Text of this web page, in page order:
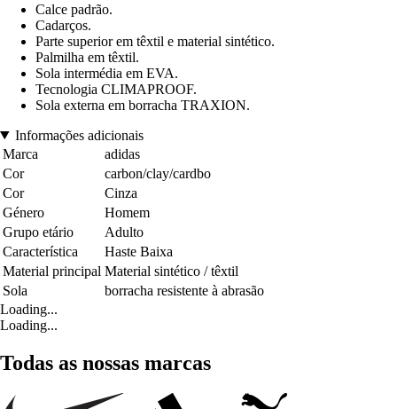
Calce padrão.
Cadarços.
Parte superior em têxtil e material sintético.
Palmilha em têxtil.
Sola intermédia em EVA.
Tecnologia CLIMAPROOF.
Sola externa em borracha TRAXION.
Informações adicionais
Marca
adidas
Cor
carbon/clay/cardbo
Cor
Cinza
Género
Homem
Grupo etário
Adulto
Característica
Haste Baixa
Material principal Material sintético / têxtil
Sola
borracha resistente à abrasão
Loading...
Loading...
Todas as nossas marcas